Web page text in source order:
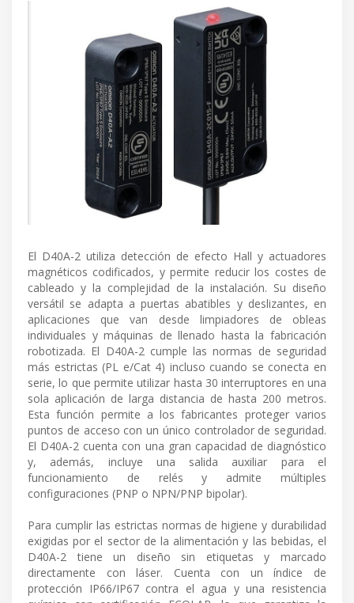
El D40A-2 utiliza detección de efecto Hall y actuadores
magnéticos codificados, y permite reducir los costes de
cableado y la complejidad de la instalación. Su diseño
versátil se adapta a puertas abatibles y deslizantes, en
aplicaciones que van desde limpiadores de obleas
individuales y máquinas de llenado hasta la fabricación
robotizada. El D40A-2 cumple las normas de seguridad
más estrictas (PL e/Cat 4) incluso cuando se conecta en
serie, lo que permite utilizar hasta 30 interruptores en una
sola aplicación de larga distancia de hasta 200 metros.
Esta función permite a los fabricantes proteger varios
puntos de acceso con un único controlador de seguridad.
El D40A-2 cuenta con una gran capacidad de diagnóstico
y, además, incluye una salida auxiliar para el
funcionamiento de relés y admite múltiples
configuraciones (PNP o NPN/PNP bipolar).
Para cumplir las estrictas normas de higiene y durabilidad
exigidas por el sector de la alimentación y las bebidas, el
D40A-2 tiene un diseño sin etiquetas y marcado
directamente con láser. Cuenta con un índice de
protección IP66/IP67 contra el agua y una resistencia